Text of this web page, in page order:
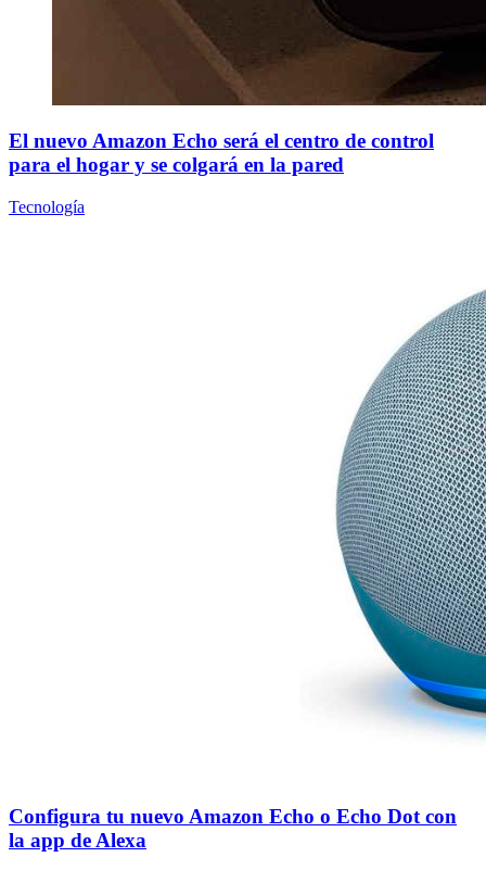
El nuevo Amazon Echo será el centro de control
para el hogar y se colgará en la pared
Tecnología
Configura tu nuevo Amazon Echo o Echo Dot con
la app de Alexa